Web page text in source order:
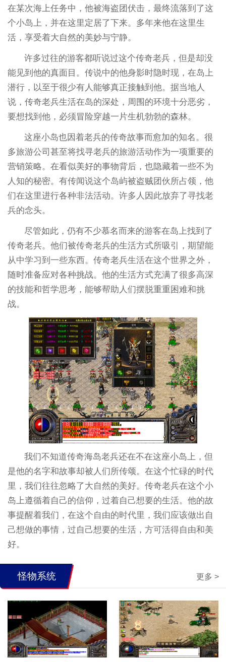
在某次海上任务中，他被海盗团伏击，最终流落到了这
个小岛上，并在这里定居了下来。多年来他在这里生
活，享受着大自然的美妙与宁静。
许多过往的游客都听说过这个传奇老兵，但是却没
能见到他的真面目。传说中的他身影时隐时现，在岛上
潜行，以至于很少有人能够真正接触到他。据当地人
说，传奇老兵生活在岛的深处，周围的环境十分恶劣，
要想找到他，必须冒险穿越一片生机勃勃的森林。
这座小岛也因着老兵的传奇故事而愈加的知名。很
多旅游公司甚至将找寻老兵的旅游活动作为一项重要的
营销策略。在看似美好的事物背后，也隐藏着一些不为
人知的秘密。有传闻说这个岛屿被盗贼团伙所占领，他
们在这里进行各种非法活动。许多人因此放弃了寻找老
兵的念头。
尽管如此，仍有不少慕名而来的游客在岛上找到了
传奇老兵。他们被传奇老兵的生活方式所吸引，期望能
从中学习到一些东西。传奇老兵生活在这个世界之外，
随时准备应对各种挑战。他的生活方式充满了很多高深
的技能和哲学思考，能够帮助人们摆脱重重困难和挑
战。
我们不知道传奇海岛老兵还在不在这座小岛上，但
是他的名字和故事却被人们所传颂。在这个忙碌的时代
里，我们往往忽略了大自然的美好。传奇老兵在这个小
岛上遵循着自己的信仰，过着自己想要的生活。他的故
事提醒着我们，在这个自由的时代里，我们应该做出自
己想做的事情，过自己想要的生活，方可活得自由和美
好。
怪物系统 更多 >